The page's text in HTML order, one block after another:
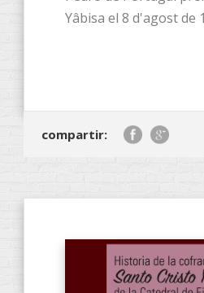
Yâbisa el 8 d'agost de
compartir: